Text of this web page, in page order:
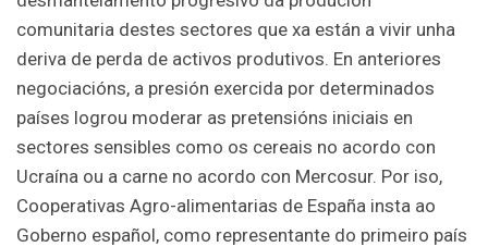
comunitaria destes sectores que xa están a vivir unha
deriva de perda de activos produtivos. En anteriores
negociacións, a presión exercida por determinados
países logrou moderar as pretensións iniciais en
sectores sensibles como os cereais no acordo con
Ucraína ou a carne no acordo con Mercosur. Por iso,
Cooperativas Agro-alimentarias de España insta ao
Goberno español, como representante do primeiro país